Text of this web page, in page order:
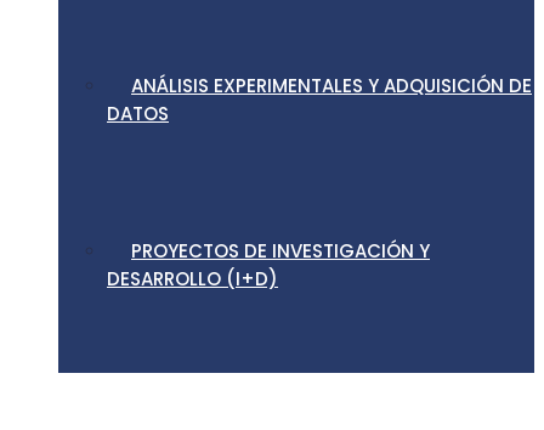
ANÁLISIS EXPERIMENTALES Y ADQUISICIÓN DE
DATOS
PROYECTOS DE INVESTIGACIÓN Y
DESARROLLO (I+D)